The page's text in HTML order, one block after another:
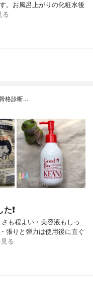
。お風呂上がりの化粧水後
る
格診断…
❗
も程よい・美容液もしっ
張りと弾力は使用後に直ぐ
る